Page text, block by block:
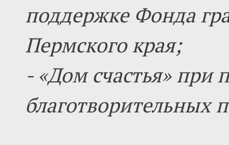
поддержке Фонда
Пермского края;
- «Дом счастья» при
благотворительных